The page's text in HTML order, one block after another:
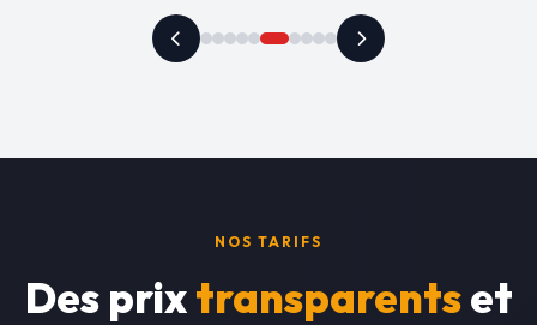
NOS TARIFS
Des prixtransparentset